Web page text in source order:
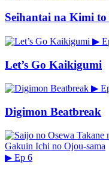
Seihantai na Kimi to
▶
Let’s Go Kaikigumi
▶
Digimon Beatbreak
▶ Ep 6